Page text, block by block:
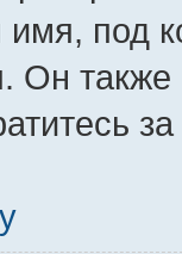
имя, под
Он